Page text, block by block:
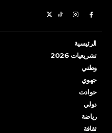
الرئيسية
تشريعيات 2026
وطني
جهوي
حوادث
دولي
رياضة
ثقافة